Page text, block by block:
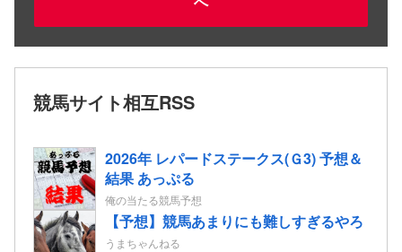
競馬サイト相互RSS
2026年 レパードステークス(Ｇ3) 予想＆
結果 あっぷる
俺の当たる競馬予想
【予想】競馬あまりにも難しすぎるやろ
うまちゃんねる